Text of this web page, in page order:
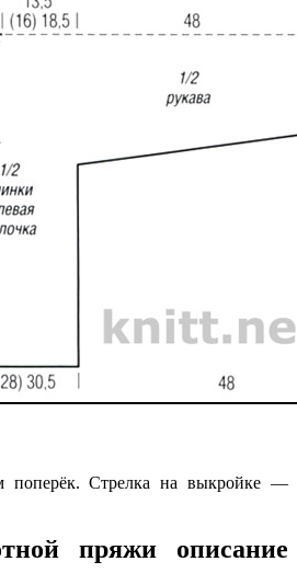
поперёк. Стрелка на выкройке —
пряжи описание